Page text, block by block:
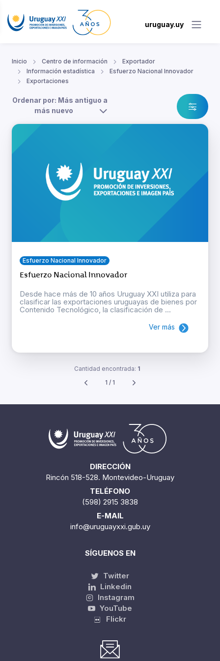
uruguay.uy
Inicio Centro de información
Exportador
Información estadística
Esfuerzo Nacional Innovador
Exportaciones
Ordenar por: Más antiguo a
más nuevo
Esfuerzo Nacional Innovador
Esfuerzo Nacional Innovador
Desde hace más de 10 años Uruguay XXI utiliza para
clasificar las exportaciones uruguayas de bienes por
Contenido Tecnológico, la clasificación de ...
Ver más
Cantidad encontrada: 1
1 / 1
DIRECCIÓN
Rincón 518-528. Montevideo-Uruguay
TELÉFONO
(598) 2915 3838
E-MAIL
info@uruguayxxi.gub.uy
SÍGUENOS EN
Twitter
Linkedin
Instagram
YouTube
Flickr